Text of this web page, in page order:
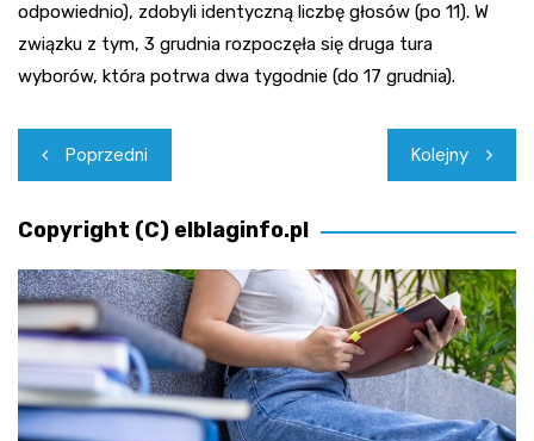
odpowiednio), zdobyli identyczną liczbę głosów (po 11). W
związku z tym, 3 grudnia rozpoczęła się druga tura
wyborów, która potrwa dwa tygodnie (do 17 grudnia).
Nawigacja
wpisu
Poprzedni Kolejny
Copyright (C) elblaginfo.pl